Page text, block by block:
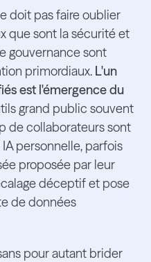
doit pas faire oublier
que sont la sécurité et
gouvernance sont
primordiaux. L'un
est l'émergence du
grand public souvent
de collaborateurs sont
personnelle, parfois
proposée par leur
déceptif et pose
de données
pour autant brider